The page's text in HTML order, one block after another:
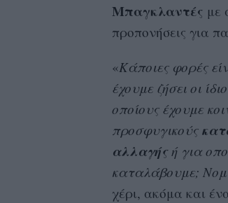
Μπαγκλαντές με
προπονήσεις για
«Κάποιες φορές
έχουμε ζήσει οι
οποίους έχουμε
προσφυγικούς
αλλαγήςή για
καταλάβουμε;
χέρι, ακόμα και